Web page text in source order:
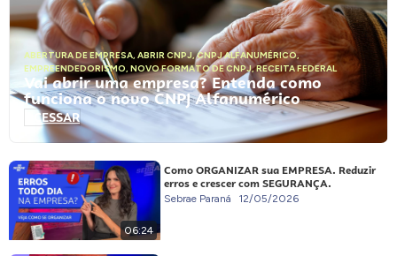
ABERTURA DE EMPRESA, ABRIR CNPJ,CNPJ ALFANUMÉRICO,
EMPREENDEDORISMO, NOVO FORMATO DE CNPJ,RECEITA FEDERAL
Vai abrir uma empresa? Entenda como
funciona o novo CNPJ Alfanumérico
ACESSAR
06:24
Como ORGANIZAR sua EMPRESA. Reduzir
erros e crescer com SEGURANÇA.
Sebrae Paraná 12/05/2026